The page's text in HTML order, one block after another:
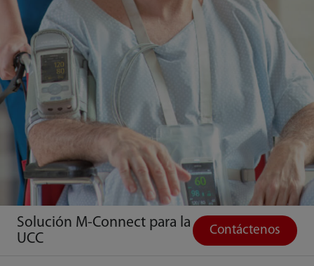
Solución M-Connect para la
UCC
Contáctenos